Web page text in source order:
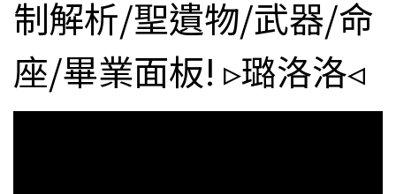
制解析/聖遺物/武器/命
座/畢業面板! ▹璐洛洛◃